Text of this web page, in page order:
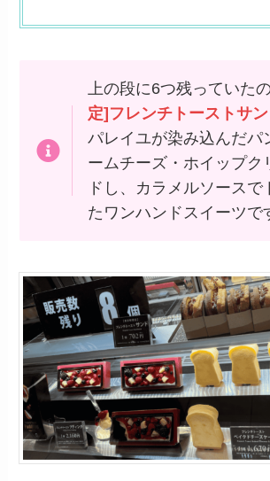
上の段に6つ残っていた
定]フレンチトーストサ
パレイユが染み込んだパ
ームチーズ・ホイップク
ドし、カラメルソースで
たワンハンドスイーツで